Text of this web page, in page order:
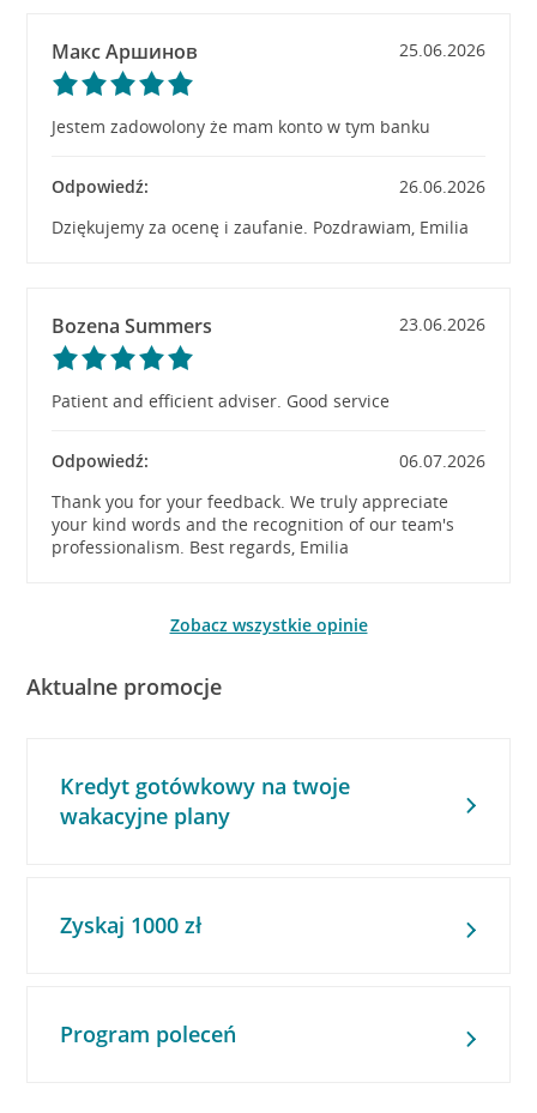
Макс Аршинов 25.06.2026
Jestem zadowolony że mam konto w tym banku
Odpowiedź:
26.06.2026
Dziękujemy za ocenę i zaufanie. Pozdrawiam, Emilia
Bozena Summers 23.06.2026
Patient and efficient adviser. Good service
Odpowiedź:
06.07.2026
Thank you for your feedback. We truly appreciate
your kind words and the recognition of our team's
professionalism. Best regards, Emilia
Zobacz wszystkie opinie
Aktualne promocje
Kredyt gotówkowy na twoje
wakacyjne plany
Zyskaj 1000 zł
Program poleceń